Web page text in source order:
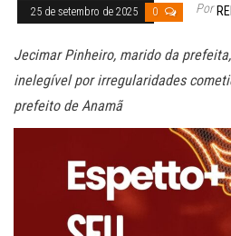
25 de setembro de 2025 0 Por
Jecimar Pinheiro, marido da
inelegível por irregularidades
prefeito de Anamã